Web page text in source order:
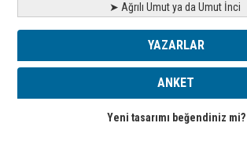
➤ Ağrılı Umut ya da Umut İnci
YAZARLAR
ANKET
Yeni tasarımı beğendiniz mi?